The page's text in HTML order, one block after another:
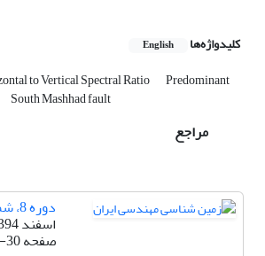
کلیدواژه‌ها English
to Vertical Spectral Ratio Predominant
South Mashhad fault
مراجع
دوره 8، شماره 3 و 4
اسفند 1394
صفحه30